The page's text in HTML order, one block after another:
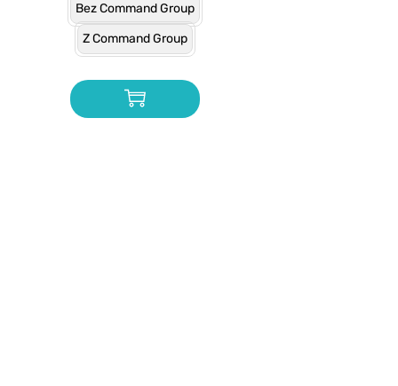
Bez Command Group
Z Command Group